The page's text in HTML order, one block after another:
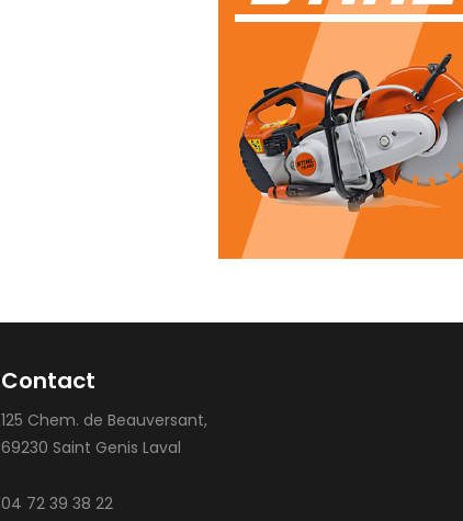
Contact
125 Chem. de Beauversant,
69230 Saint Genis Laval
04 72 39 38 22